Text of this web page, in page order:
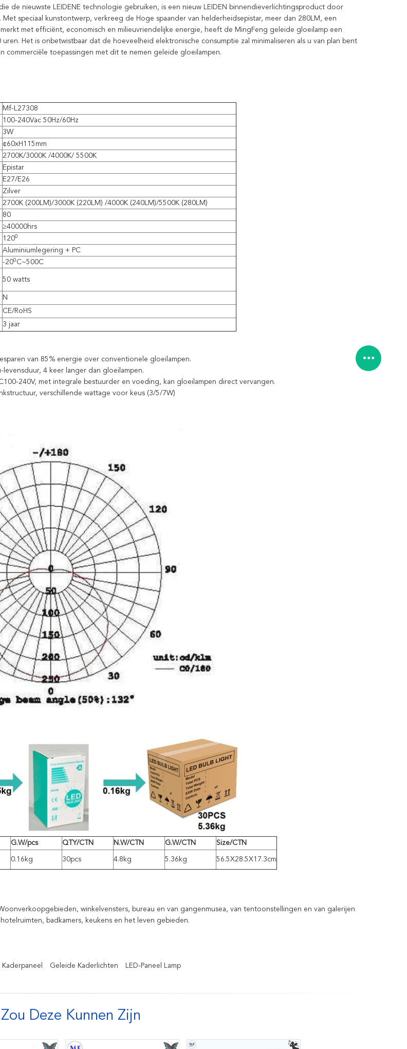
die de nieuwste LEIDENE technologie gebruiken, is een nieuw LEIDEN binnendieverlichtingsproduct door
speciaal kunstontwerp, verkreeg de Hoge spaander van helderheidsepistar, meer dan 280LM, een
met efficiënt, economisch en milieuvriendelijke energie, heeft de MingFeng geleide gloeilamp een
uren. Het is onbetwistbaar dat de hoeveelheid elektronische consumptie zal minimaliseren als u van plan bent
commerciële toepassingen met dit te nemen geleide gloeilampen.
Mf-L27308
100-240Vac 50Hz/60Hz
3W
¢60xH115mm
2700K/3000K /4000K/ 5500K
Epistar
E27/E26
Zilver
2700K (200LM)/3000K (220LM) /4000K (240LM)/5500K (280LM)
80
≥40000hrs
1200
Aluminiumlegering + PC
-200C~500C
50 watts
N
CE/RoHS
3 jaar
van 85% energie over conventionele gloeilampen.
levensduur, 4 keer langer dan gloeilampen.
240V, met integrale bestuurder en voeding, kan gloeilampen direct vervangen.
verschillende wattage voor keus (3/5/7W)
G.W/pcs QTY/CTN N.W/CTN G.W/CTN Size/CTN
0.16kg 30pcs 4.8kg 5.36kg 56.5X28.5X17.3cm
winkelvensters, bureau en van gangenmusea, van tentoonstellingen en van galerijen
badkamers, keukens en het leven gebieden.
Geleide Kaderlichten LED-Paneel Lamp
Deze Kunnen Zijn